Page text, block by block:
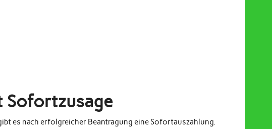
Sofortzusage
es nach erfolgreicher Beantragung eine Sofortauszahlung.